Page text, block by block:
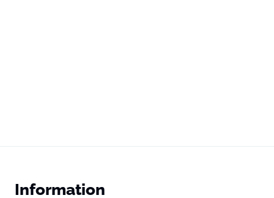
Information